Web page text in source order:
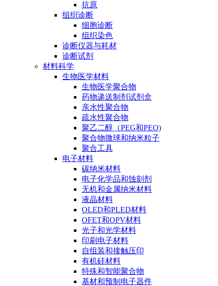
抗原
组织诊断
细胞诊断
组织染色
诊断仪器与耗材
诊断试剂
材料科学
生物医学材料
生物医学聚合物
药物递送制剂试剂盒
亲水性聚合物
疏水性聚合物
聚乙二醇（PEG和PEO)
聚合物微球和纳米粒子
聚合工具
电子材料
碳纳米材料
电子化学品和蚀刻剂
无机和金属纳米材料
液晶材料
OLED和PLED材料
OFET和OPV材料
光子和光学材料
印刷电子材料
自组装和接触压印
有机硅材料
特殊和智能聚合物
基材和预制电子器件